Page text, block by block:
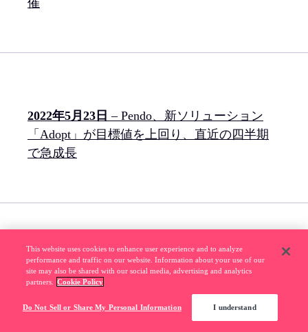
2022年5月23日 – Pendo、新ソリューション
「Adopt」が目標値を上回り、直近の四半期
で急成長
2022年3月3日– ITシステム導入と利用に関し
て Pendoが企業内責任者への実態調査を実施
This website uses cookies to enhance user experience and to analyze
performance and traffic on our website. Information about your use of our
site may also be shared with our social media, advertising and analytics
partners.
Cookie Policy
Do Not Sell or Share My Personal Information I understand